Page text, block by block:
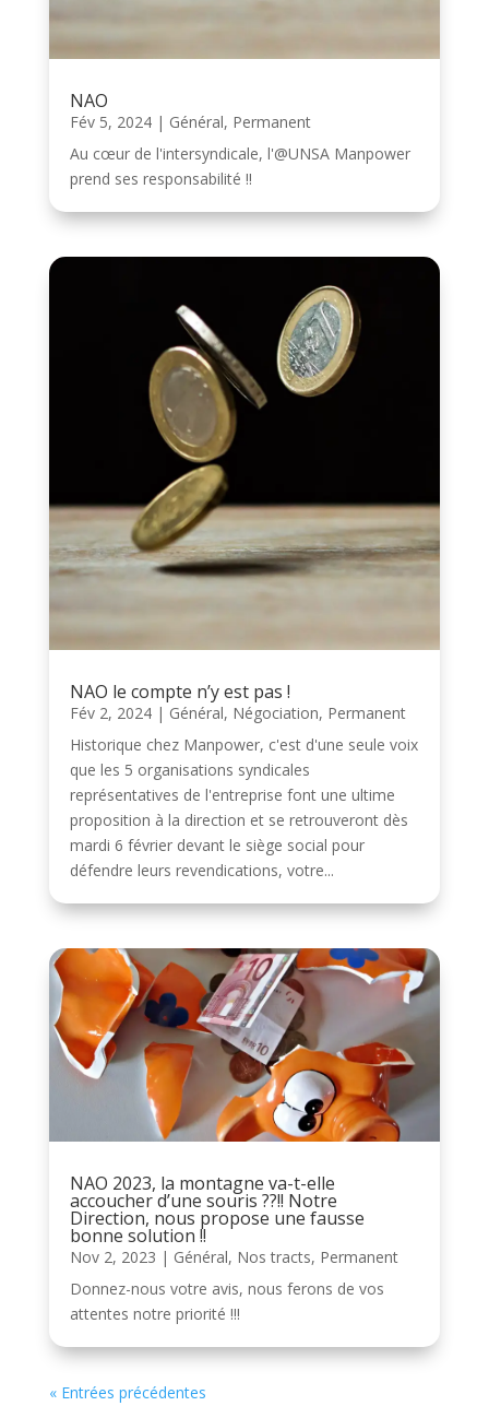
NAO
Fév 5, 2024| Général, Permanent
Au cœur de l'intersyndicale, l'@UNSA Manpower
prend ses responsabilité !!
NAO le compte n’y est pas !
Fév 2, 2024| Général, Négociation, Permanent
Historique chez Manpower, c'est d'une seule voix
que les 5 organisations syndicales
représentatives de l'entreprise font une ultime
proposition à la direction et se retrouveront dès
mardi 6 février devant le siège social pour
défendre leurs revendications, votre...
NAO 2023, la montagne va-t-elle
accoucher d’une souris ??!! Notre
Direction, nous propose une fausse
bonne solution !!
Nov 2, 2023 | Général, Nos tracts, Permanent
Donnez-nous votre avis, nous ferons de vos
attentes notre priorité !!!
« Entrées précédentes